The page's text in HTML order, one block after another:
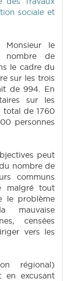
sociale et
le
nombre de
le cadre du
sur les trois
de 994. En
sur les
total de 1760
personnes
peut
nombre de
communs
malgré tout
le problème
mauvaise
censées
vers les
régional)
en excusant